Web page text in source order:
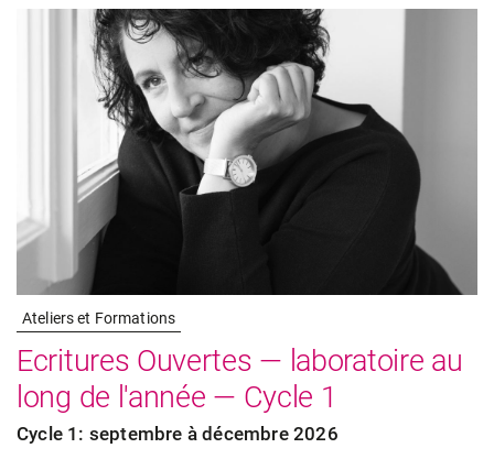
Ateliers et Formations
Ecritures Ouvertes — laboratoire au
long de l'année — Cycle 1
Cycle 1: septembre à décembre 2026